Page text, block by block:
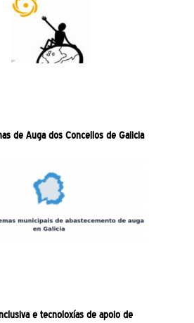
de Auga dos Concellos de Galicia
e tecnoloxías de apoio de